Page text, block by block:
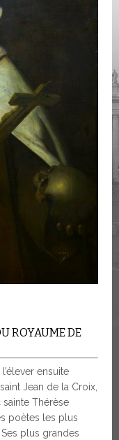
ROYAUME DE
ensuite
Jean de la Croix,
Thérèse
poètes les plus
plus grandes